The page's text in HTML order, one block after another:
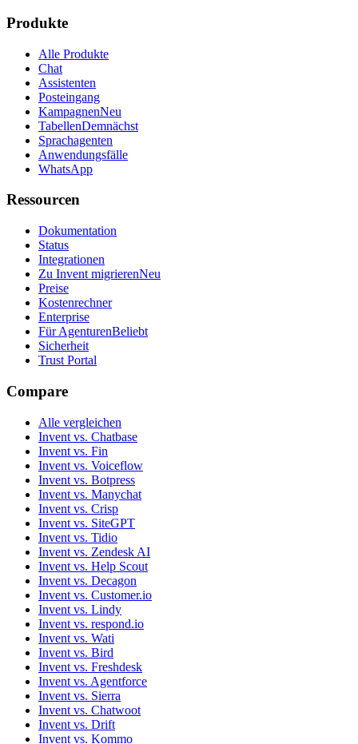
Produkte
Alle Produkte
Chat
Assistenten
Posteingang
KampagnenNeu
TabellenDemnächst
Sprachagenten
Anwendungsfälle
WhatsApp
Ressourcen
Dokumentation
Status
Integrationen
Zu Invent migrierenNeu
Preise
Kostenrechner
Enterprise
Für AgenturenBeliebt
Sicherheit
Trust Portal
Compare
Alle vergleichen
Invent vs. Chatbase
Invent vs. Fin
Invent vs. Voiceflow
Invent vs. Botpress
Invent vs. Manychat
Invent vs. Crisp
Invent vs. SiteGPT
Invent vs. Tidio
Invent vs. Zendesk AI
Invent vs. Help Scout
Invent vs. Decagon
Invent vs. Customer.io
Invent vs. Lindy
Invent vs. respond.io
Invent vs. Wati
Invent vs. Bird
Invent vs. Freshdesk
Invent vs. Agentforce
Invent vs. Sierra
Invent vs. Chatwoot
Invent vs. Drift
Invent vs. Kommo